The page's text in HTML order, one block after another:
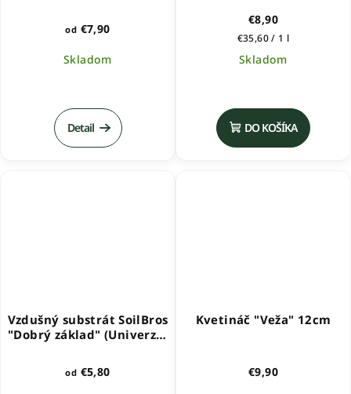
od €7,90
Skladom
Detail
€8,90
Jednotková
cena:
€35,60 / 1 l
Skladom
produktu
je
5,0
DO KOŠÍKA
Vzdušný substrát SoilBros
"Dobrý základ" (Univerzal
od €5,80
Kvetináč "Veža" 12cm
€9,90